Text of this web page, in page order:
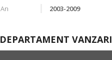
An
2003-2009
DEPARTAMENT VANZARI